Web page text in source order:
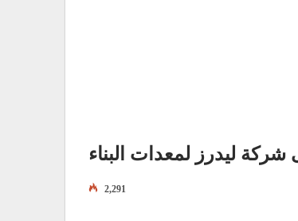
ليدرز لمعدات البناء
2,291